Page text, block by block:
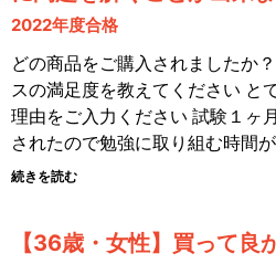
2022年度合格
どの商品をご購入されましたか
スの満足度を教えてください と
理由をご入力ください 試験１ヶ
されたので勉強に取り組む時間
続きを読む
【36歳・女性】買って良